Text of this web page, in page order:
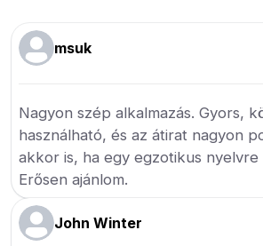
msuk
Nagyon szép alkalmazás. Gyors,
használható, és az átirat nagyon
akkor is, ha egy egzotikus nyelvre
Erősen ajánlom.
John Winter